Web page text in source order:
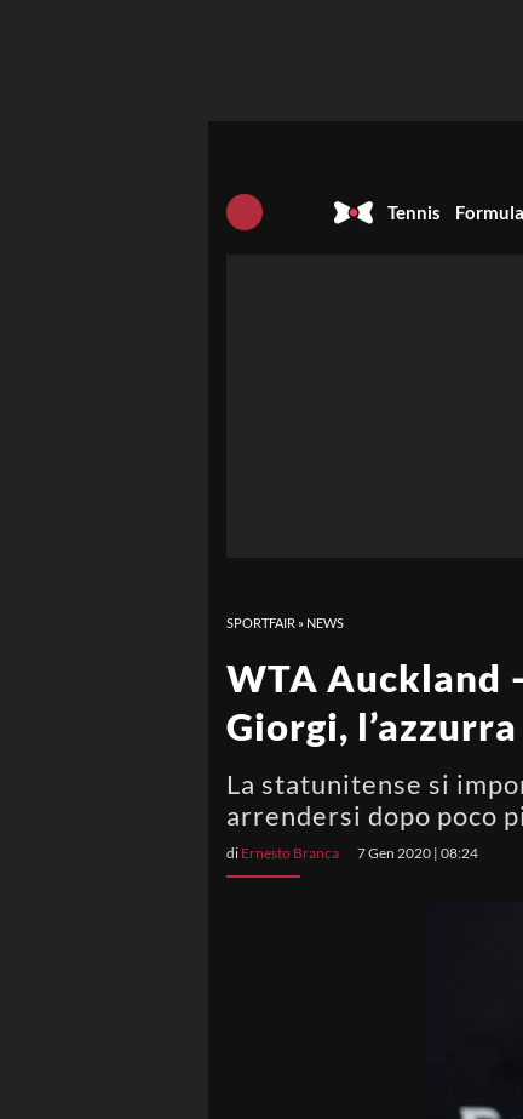
Tennis
SPORTFAIR » NEWS
WTA Auckland
Giorgi,
La statunitense si
arrendersi dopo poco
di Ernesto Branca 7 Gen 2020 | 08:24